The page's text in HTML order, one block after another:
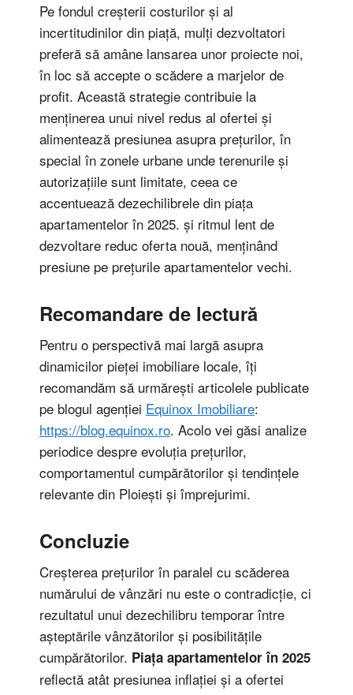
Pe fondul creșterii costurilor și al
incertitudinilor din piață, mulți dezvoltatori
preferă să amâne lansarea unor proiecte noi,
în loc să accepte o scădere a marjelor de
profit. Această strategie contribuie la
menținerea unui nivel redus al ofertei și
alimentează presiunea asupra prețurilor, în
special în zonele urbane unde terenurile și
autorizațiile sunt limitate, ceea ce
accentuează dezechilibrele din piața
apartamentelor în 2025. și ritmul lent de
dezvoltare reduc oferta nouă, menținând
presiune pe prețurile apartamentelor vechi.
Recomandare de lectură
Pentru o perspectivă mai largă asupra
dinamicilor pieței imobiliare locale, îți
recomandăm să urmărești articolele publicate
pe blogul agenției Equinox Imobiliare:
https://blog.equinox.ro. Acolo vei găsi analize
periodice despre evoluția prețurilor,
comportamentul cumpărătorilor și tendințele
relevante din Ploiești și împrejurimi.
Concluzie
Creșterea prețurilor în paralel cu scăderea
numărului de vânzări nu este o contradicție, ci
rezultatul unui dezechilibru temporar între
așteptările vânzătorilor și posibilitățile
cumpărătorilor. Piața apartamentelor în 2025
reflectă atât presiunea inflației și a ofertei